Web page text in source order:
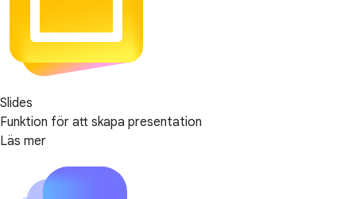
Slides
Funktion för att skapa presentation
Läs mer